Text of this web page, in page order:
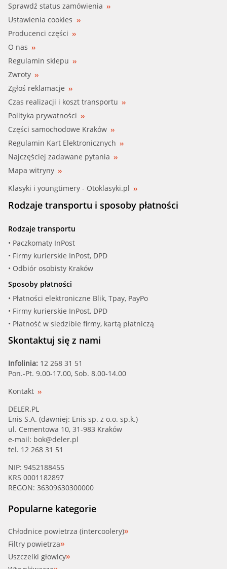
Sprawdź status zamówienia
Ustawienia cookies
Producenci części
O nas
Regulamin sklepu
Zwroty
Zgłoś reklamacje
Czas realizacji i koszt transportu
Polityka prywatności
Części samochodowe Kraków
Regulamin Kart Elektronicznych
Najczęściej zadawane pytania
Mapa witryny
Klasyki i youngtimery - Otoklasyki.pl
Rodzaje transportu i sposoby płatności
Rodzaje transportu
• Paczkomaty InPost
• Firmy kurierskie InPost, DPD
• Odbiór osobisty Kraków
Sposoby płatności
• Płatności elektroniczne Blik, Tpay, PayPo
• Firmy kurierskie InPost, DPD
• Płatność w siedzibie firmy, kartą płatniczą
Skontaktuj się z nami
Infolinia: 12 268 31 51
Pon.-Pt. 9.00-17.00, Sob. 8.00-14.00
Kontakt
DELER.PL
Enis S.A. (dawniej: Enis sp. z o.o. sp.k.)
ul. Cementowa 10, 31-983 Kraków
e-mail: bok@deler.pl
tel. 12 268 31 51
NIP: 9452188455
KRS 0001182897
REGON: 36309630300000
Popularne kategorie
Chłodnice powietrza (intercoolery)
Filtry powietrza
Uszczelki głowicy